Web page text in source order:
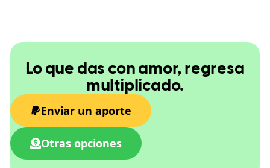
Lo que das con amor, regresa
multiplicado.
Enviar un aporte
Otras opciones